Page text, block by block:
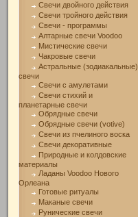
Свечи двойного действия
Свечи тройного действия
Свечи - программы
Алтарные свечи Voodoo
Мистические свечи
Чакровые свечи
Астральные (зодиакальные)
свечи
Свечи с амулетами
Свечи стихий и
планетарные свечи
Обрядные свечи
Обрядные свечи (votive)
Свечи из пчелиного воска
Свечи декоративные
Природные и колдовские
материалы
Ладаны Voodoo Нового
Орлеана
Готовые ритуалы
Маканые свечи
Рунические свечи